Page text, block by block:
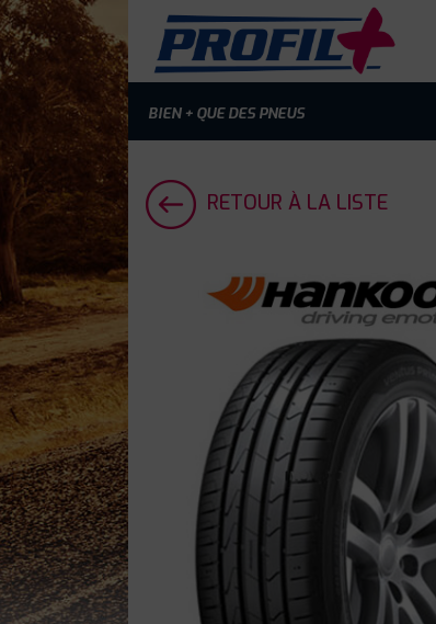
BIEN + QUE DES PNEUS
RETOUR À LA LISTE